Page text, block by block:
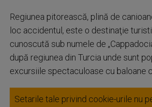
Regiunea pitorească, plină de
loc accidentul, este o destinaţie
cunoscută sub numele de
după regiunea din Turcia unde sunt
excursiile spectaculoase cu baloane
Setarile tale privind cookie-urile nu